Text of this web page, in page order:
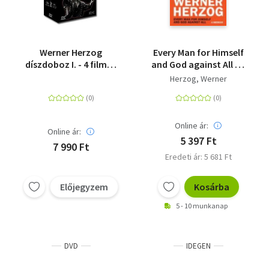
Werner Herzog
díszdoboz I. - 4 film, 4
Online ár:
7 990 Ft
Előjegyzem
Every Man for Himself
and God against All - A
Memoir
Herzog, Werner
Online ár:
5 397 Ft
Eredeti ár: 5 681 Ft
Kosárba
5 - 10 munkanap
DVD IDEGEN